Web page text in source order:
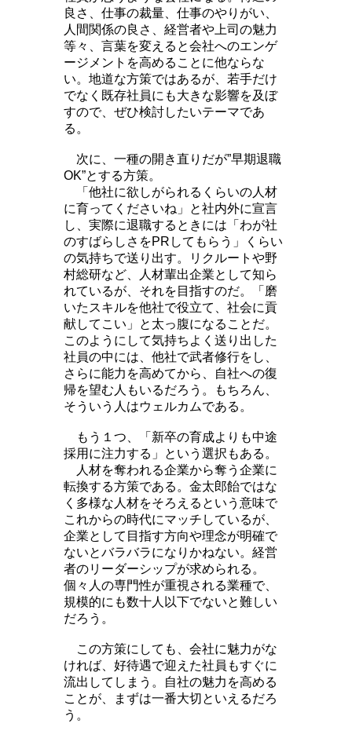
良さ、仕事の裁量、仕事のやりがい、
人間関係の良さ、経営者や上司の魅力
等々、言葉を変えると会社へのエンゲ
ージメントを高めることに他ならな
い。地道な方策ではあるが、若手だけ
でなく既存社員にも大きな影響を及ぼ
すので、ぜひ検討したいテーマであ
る。
次に、一種の開き直りだが”早期退職
OK”とする方策。
「他社に欲しがられるくらいの人材
に育ってくださいね」と社内外に宣言
し、実際に退職するときには「わが社
のすばらしさをPRしてもらう」くらい
の気持ちで送り出す。リクルートや野
村総研など、人材輩出企業として知ら
れているが、それを目指すのだ。「磨
いたスキルを他社で役立て、社会に貢
献してこい」と太っ腹になることだ。
このようにして気持ちよく送り出した
社員の中には、他社で武者修行をし、
さらに能力を高めてから、自社への復
帰を望む人もいるだろう。もちろん、
そういう人はウェルカムである。
もう１つ、「新卒の育成よりも中途
採用に注力する」という選択もある。
人材を奪われる企業から奪う企業に
転換する方策である。金太郎飴ではな
く多様な人材をそろえるという意味で
これからの時代にマッチしているが、
企業として目指す方向や理念が明確で
ないとバラバラになりかねない。経営
者のリーダーシップが求められる。
個々人の専門性が重視される業種で、
規模的にも数十人以下でないと難しい
だろう。
この方策にしても、会社に魅力がな
ければ、好待遇で迎えた社員もすぐに
流出してしまう。自社の魅力を高める
ことが、まずは一番大切といえるだろ
う。